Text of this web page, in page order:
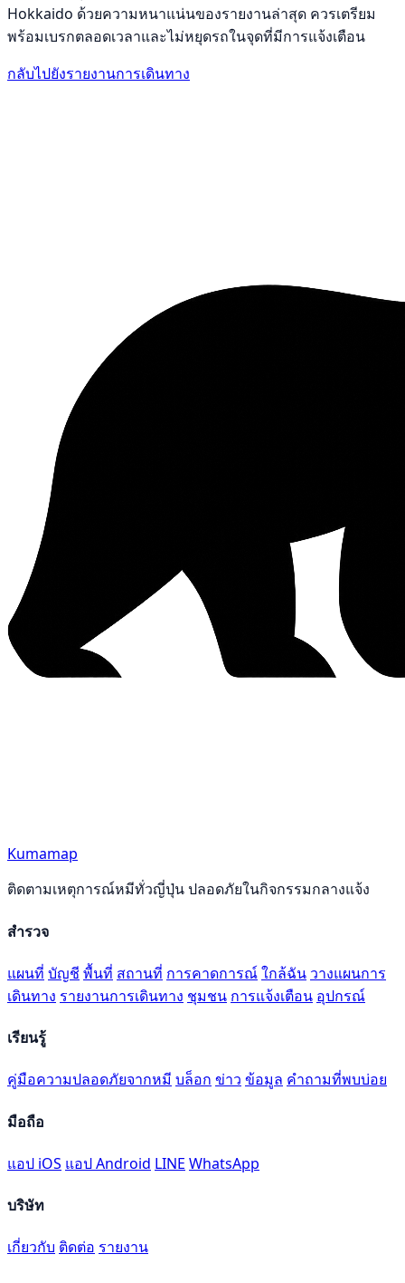
Hokkaido ด้วยความหนาแน่นของรายงานล่าสุด ควรเตรียม
พร้อมเบรกตลอดเวลาและไม่หยุดรถในจุดที่มีการแจ้งเตือน
กลับไปยังรายงานการเดินทาง
Kumamap
ติดตามเหตุการณ์หมีทั่วญี่ปุ่น ปลอดภัยในกิจกรรมกลางแจ้ง
สำรวจ
แผนที่ บัญชี พื้นที่ สถานที่ การคาดการณ์ใกล้ฉัน วางแผนการ
เดินทาง รายงานการเดินทาง ชุมชน การแจ้งเตือน อุปกรณ์
เรียนรู้
คู่มือความปลอดภัยจากหมี บล็อก ข่าว ข้อมูล คำถามที่พบบ่อย
มือถือ
แอป iOS แอป Android LINE WhatsApp
บริษัท
เกี่ยวกับ ติดต่อ รายงาน